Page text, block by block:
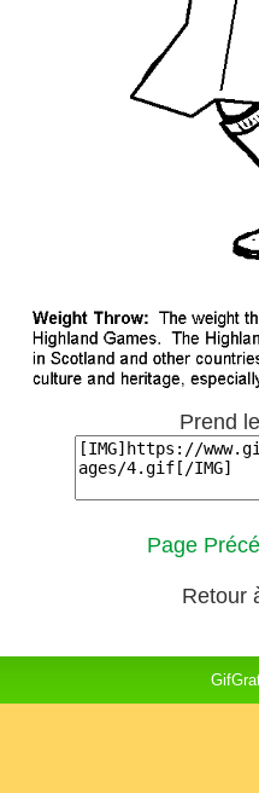
Prend
Page
Retour